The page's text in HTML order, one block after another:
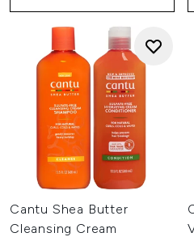
Cantu Shea Butter
Cleansing Cream